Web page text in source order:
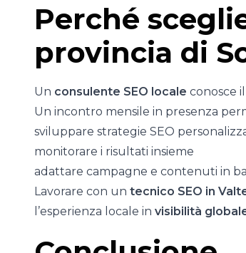
Perché
provincia di
Un consulente SEO locale conosce
Un incontro mensile in presenza
sviluppare strategie SEO
monitorare i risultati insieme
adattare campagne e contenuti in
Lavorare con un tecnico SEO in
l’esperienza locale in visibilità